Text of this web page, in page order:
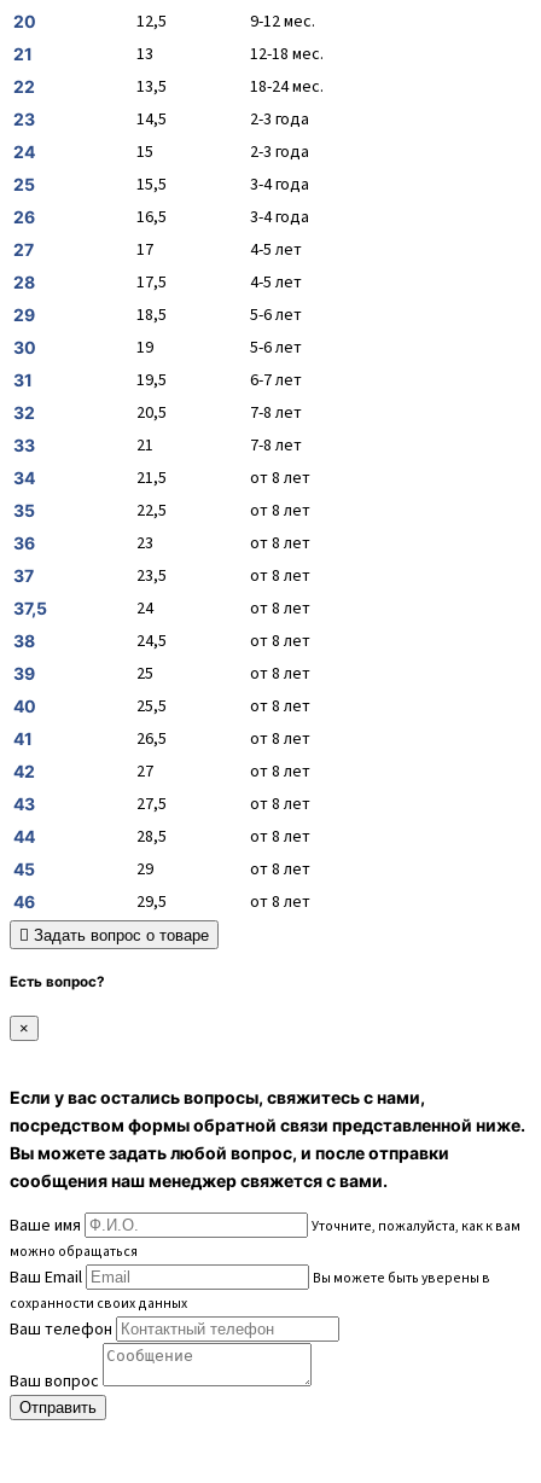
20 12,5 9-12 мес.
21 13 12-18 мес.
22 13,5 18-24 мес.
23 14,5 2-3 года
24 15 2-3 года
25 15,5 3-4 года
26 16,5 3-4 года
27 17 4-5 лет
28 17,5 4-5 лет
29 18,5 5-6 лет
30 19 5-6 лет
31 19,5 6-7 лет
32 20,5 7-8 лет
33 21 7-8 лет
34 21,5 от 8 лет
35 22,5 от 8 лет
36 23 от 8 лет
37 23,5 от 8 лет
37,5 24 от 8 лет
38 24,5 от 8 лет
39 25 от 8 лет
40 25,5 от 8 лет
41 26,5 от 8 лет
42 27 от 8 лет
43 27,5 от 8 лет
44 28,5 от 8 лет
45 29 от 8 лет
46 29,5 от 8 лет
Задать вопрос о товаре
Есть вопрос?
×
Если у вас остались вопросы, свяжитесь с нами,
посредством формы обратной связи представленной ниже.
Вы можете задать любой вопрос, и после отправки
сообщения наш менеджер свяжется с вами.
Ваше имя
Уточните, пожалуйста, как к вам
можно обращаться
Ваш Email
Вы можете быть уверены в
сохранности своих данных
Ваш телефон
Ваш вопрос